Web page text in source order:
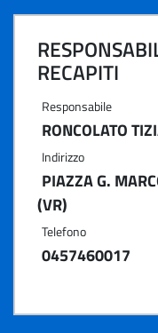
RECAPITI
Responsabile
RONCOLATO
Indirizzo
PIAZZA G.
(VR)
Telefono
0457460017